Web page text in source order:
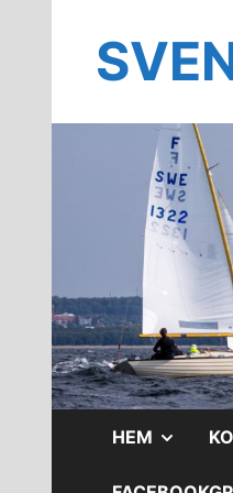
innehåll
HEM VISA